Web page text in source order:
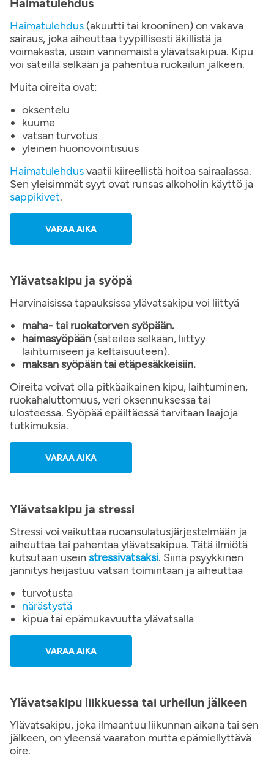
Haimatulehdus
Haimatulehdus (akuutti tai krooninen) on vakava
sairaus, joka aiheuttaa tyypillisesti äkillistä ja
voimakasta, usein vannemaista ylävatsakipua. Kipu
voi säteillä selkään ja pahentua ruokailun jälkeen.
Muita oireita ovat:
oksentelu
kuume
vatsan turvotus
yleinen huonovointisuus
Haimatulehdusvaatii kiireellistä hoitoa sairaalassa.
Sen yleisimmät syyt ovat runsas alkoholin käyttö ja
sappikivet.
VARAA AIKA
Ylävatsakipu ja syöpä
Harvinaisissa tapauksissa ylävatsakipu voi liittyä
maha- tai ruokatorven syöpään.
haimasyöpään (säteilee selkään, liittyy
laihtumiseen ja keltaisuuteen).
maksan syöpään tai etäpesäkkeisiin.
Oireita voivat olla pitkäaikainen kipu, laihtuminen,
ruokahaluttomuus, veri oksennuksessa tai
ulosteessa. Syöpää epäiltäessä tarvitaan laajoja
tutkimuksia.
VARAA AIKA
Ylävatsakipu ja stressi
Stressi voi vaikuttaa ruoansulatusjärjestelmään ja
aiheuttaa tai pahentaa ylävatsakipua. Tätä ilmiötä
kutsutaan usein stressivatsaksi. Siinä psyykkinen
jännitys heijastuu vatsan toimintaan ja aiheuttaa
turvotusta
närästystä
kipua tai epämukavuutta ylävatsalla
VARAA AIKA
Ylävatsakipu liikkuessa tai urheilun jälkeen
Ylävatsakipu, joka ilmaantuu liikunnan aikana tai sen
jälkeen, on yleensä vaaraton mutta epämiellyttävä
oire.